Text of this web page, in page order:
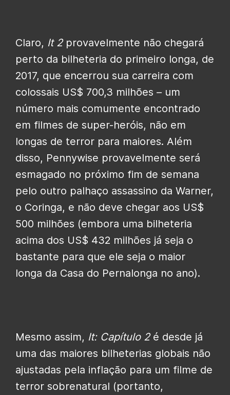
Claro, It 2provavelmente não chegará
perto da bilheteria do primeiro longa, de
2017, que encerrou sua carreira com
colossais US$ 700,3 milhões – um
número mais comumente encontrado
em filmes de super-heróis, não em
longas de terror para maiores. Além
disso, Pennywise provavelmente será
esmagado no próximo fim de semana
pelo outro palhaço assassino da Warner,
o Coringa, e não deve chegar aos US$
500 milhões (embora uma bilheteria
acima dos US$ 432 milhões já seja o
bastante para que ele seja o maior
longa da Casa do Pernalonga no ano).
Mesmo assim, It: Capítulo 2é desde já
uma das maiores bilheterias globais não
ajustadas pela inflação para um filme de
terror sobrenatural (portanto,